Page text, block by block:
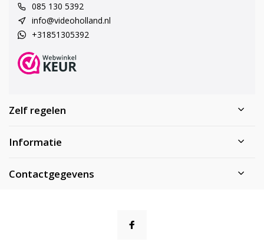
085 130 5392
info@videoholland.nl
+31851305392
Zelf regelen
Informatie
Contactgegevens